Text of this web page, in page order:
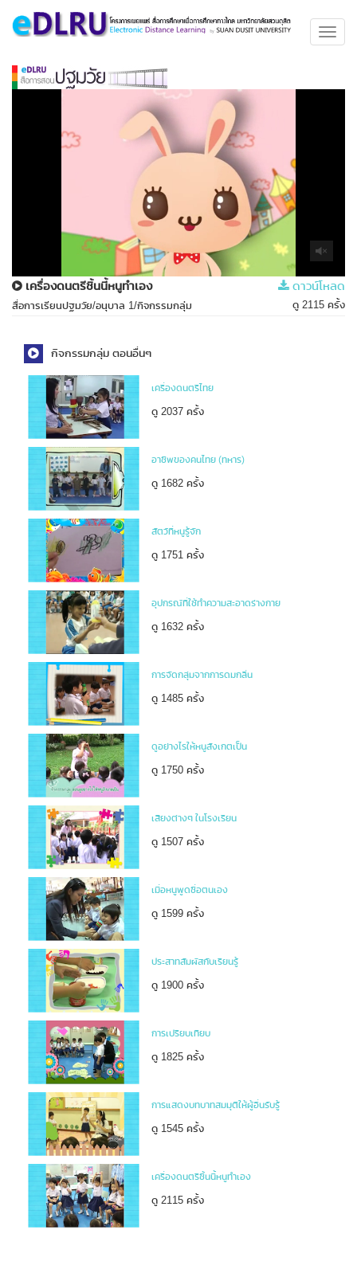
เครื่องดนตรีชิ้นนี้หนูทำเอง ดาวน์โหลด
สื่อการเรียนปฐมวัย/อนุบาล 1/กิจกรรมกลุ่ม ดู 2115 ครั้ง
กิจกรรมกลุ่ม ตอนอื่นๆ
เครื่องดนตรีไทย
ดู 2037 ครั้ง
อาชีพของคนไทย (ทหาร)
ดู 1682 ครั้ง
สัตว์ที่หนูรู้จัก
ดู 1751 ครั้ง
อุปกรณ์ที่ใช้ทำความสะอาดร่างกาย
ดู 1632 ครั้ง
การจัดกลุ่มจากการดมกลิ่น
ดู 1485 ครั้ง
ดูอย่างไรให้หนูสังเกตเป็น
ดู 1750 ครั้ง
เสียงต่างๆ ในโรงเรียน
ดู 1507 ครั้ง
เมื่อหนูพูดชื่อตนเอง
ดู 1599 ครั้ง
ประสาทสัมผัสกับเรียนรู้
ดู 1900 ครั้ง
การเปรียบเทียบ
ดู 1825 ครั้ง
การแสดงบทบาทสมมุติให้ผู้อื่นรับรู้
ดู 1545 ครั้ง
เครื่องดนตรีชิ้นนี้หนูทำเอง
ดู 2115 ครั้ง